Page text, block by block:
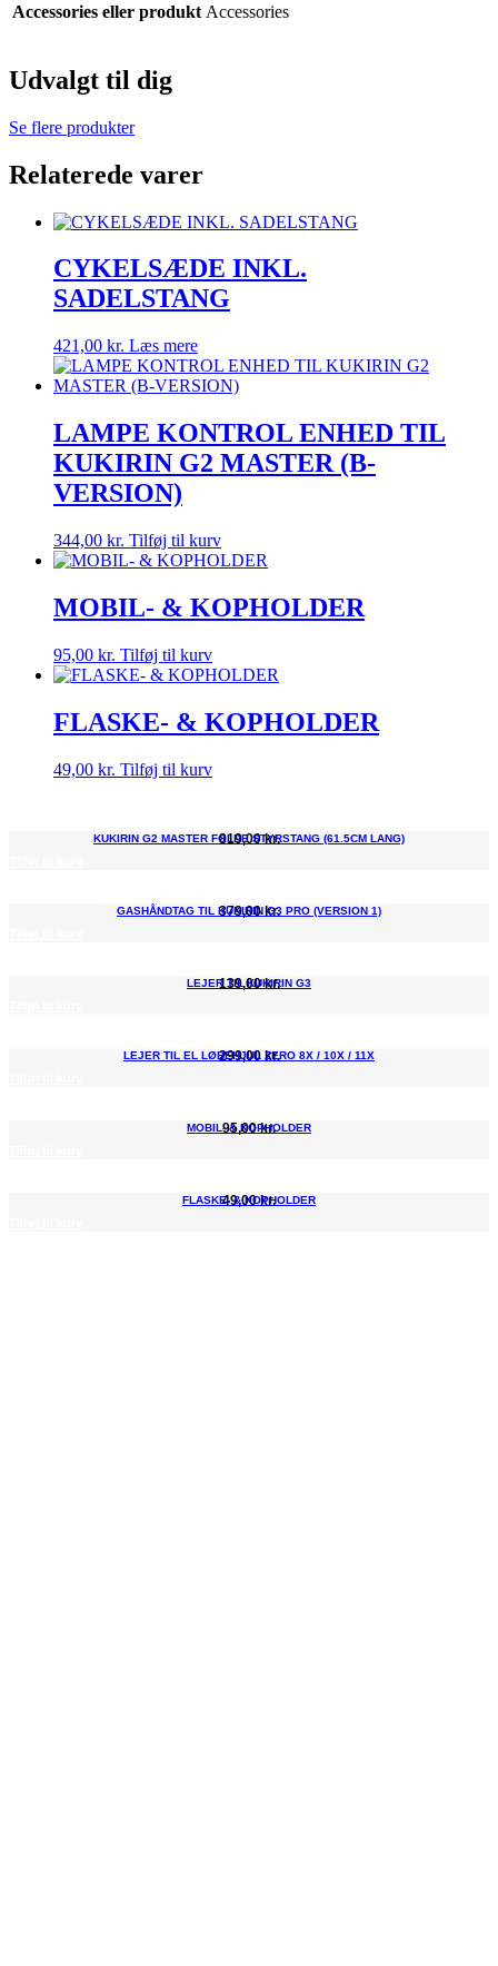
Accessories eller produkt Accessories
Udvalgt til dig
Se flere produkter
Relaterede varer
CYKELSÆDE INKL.
SADELSTANG
421,00 kr. Læs mere
LAMPE KONTROL ENHED TIL
KUKIRIN G2 MASTER (B-
VERSION)
344,00 kr. Tilføj til kurv
MOBIL- & KOPHOLDER
95,00 kr. Tilføj til kurv
FLASKE- & KOPHOLDER
49,00 kr. Tilføj til kurv
819,00kr.
KUKIRIN G2 MASTER FOLDE STYRSTANG (61.5CM LANG)
379,00kr.
GASHÅNDTAG TIL KUKIRIN G3 PRO (VERSION 1)
139,00kr.
LEJER TIL KUKIRIN G3
299,00 kr.
LEJER TIL EL LØBEHJUL ZERO 8X / 10X / 11X
95,00kr.
MOBIL- & KOPHOLDER
49,00kr.
FLASKE- & KOPHOLDER